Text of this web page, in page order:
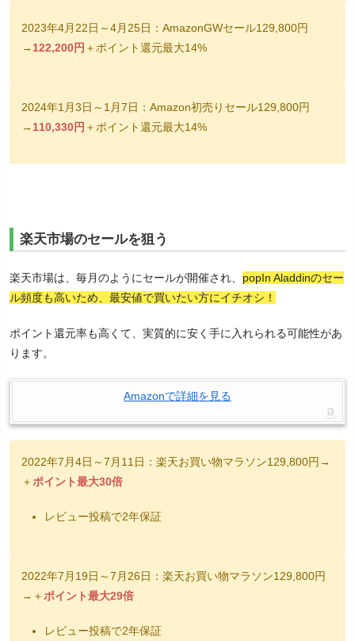
2023年4月22日～4月25日：AmazonGWセール129,800円
→ 122,200円 ＋ポイント還元最大14%
2024年1月3日～1月7日：Amazon初売りセール129,800円
→ 110,330円 ＋ポイント還元最大14%
楽天市場のセールを狙う
楽天市場は、毎月のようにセールが開催され、 popIn Aladdinのセー
ル頻度も高いため、最安値で買いたい方にイチオシ！
ポイント還元率も高くて、実質的に安く手に入れられる可能性があ
ります。
Amazonで詳細を見る
2022年7月4日～7月11日：楽天お買い物マラソン129,800円→
＋ ポイント最大30倍
レビュー投稿で2年保証
2022年7月19日～7月26日：楽天お買い物マラソン129,800円
→＋ ポイント最大29倍
レビュー投稿で2年保証